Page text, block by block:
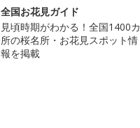
全国お花見ガイド
見頃時期がわかる！全国1400カ
所の桜名所・お花見スポット情
報を掲載